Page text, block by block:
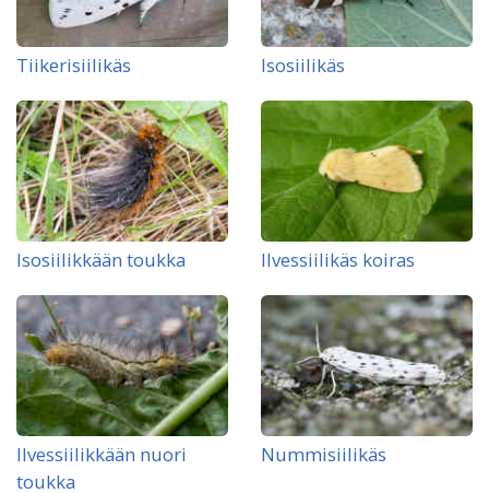
Tiikerisiilikäs Isosiilikäs
Isosiilikkään toukka Ilvessiilikäs koiras
Ilvessiilikkään nuori
toukka
Nummisiilikäs